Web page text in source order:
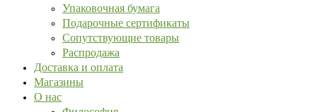
Упаковочная бумага
Подарочные сертификаты
Сопутствующие товары
Распродажа
Доставка и оплата
Магазины
О нас